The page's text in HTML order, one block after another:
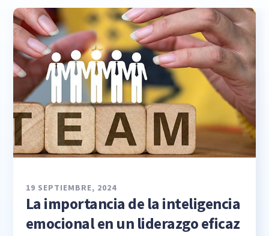
19 SEPTIEMBRE, 2024
La importancia de la inteligencia
emocional en un liderazgo eficaz